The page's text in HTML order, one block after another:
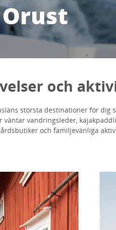
Orust
och
största destinationer för dig
väntar vandringsleder,
och familjevänliga